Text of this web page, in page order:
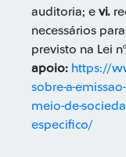
auditoria; e vi.
necessários
previsto na Lei
apoio: https://
sobre-a-
meio-de-
especifico/